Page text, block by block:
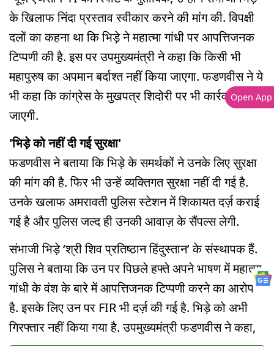
के खिलाफ निंदा प्रस्ताव स्वीकार करने की मांग की. विपक्षी
दलों का कहना था कि भिड़े ने महात्मा गांधी पर आपत्तिजनक
टिप्पणी की है. इस पर उपमुख्यमंत्री ने कहा कि किसी भी
महापुरुष का अपमान बर्दाश्त नहीं किया जाएगा. फडणवीस ने ये
भी कहा कि कांग्रेस के मुखपत्र शिदोरी पर भी कार्रवाई की
जाएगी.
'भिड़े को नहीं दी गई सुरक्षा'
फडणवीस ने बताया कि भिड़े के समर्थकों ने उनके लिए सुरक्षा
की मांग की है. फिर भी उन्हें व्यक्तिगत सुरक्षा नहीं दी गई है.
उनके खलाफ अमरावती पुलिस स्टेशन में शिकायत दर्ज़ कराई
गई है और पुलिस जल्द ही उनकी आवाज़ के सैंपल्स लेगी.
संभाजी भिड़े ‘श्री शिव प्रतिष्ठान हिंदुस्तान’ के संस्थापक हैं.
पुलिस ने बताया कि उन पर पिछले हफ्ते अपने भाषण में महात्मा
गांधी के वंश के बारे में आपत्तिजनक टिप्पणी करने का आरोप
है. इसके लिए उन पर FIR भी दर्ज़ की गई है. भिड़े को अभी
गिरफ्तार नहीं किया गया है. उपमुख्यमंत्री फडणवीस ने कहा,
Open App